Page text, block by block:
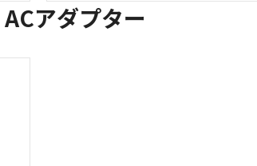
アダプター